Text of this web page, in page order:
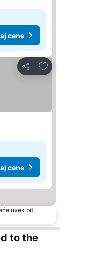
cene
Deli
Dodati u favorite
cene
uvek biti
to the